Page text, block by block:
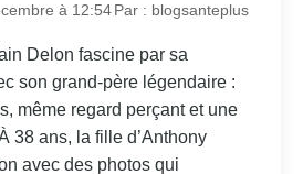
à 12:54 Par : blogsanteplus
Delon fascine par sa
son grand-père légendaire :
même regard perçant et une
38 ans, la fille d’Anthony
avec des photos qui